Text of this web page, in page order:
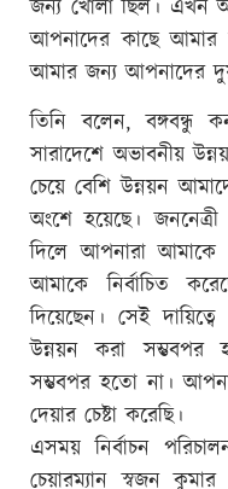
জন্য খোলা ছিল। এখন
আপনাদের কাছে আমার
আমার জন্য আপনাদের
তিনি বলেন, বঙ্গবন্ধু
সারাদেশে অভাবনীয়
চেয়ে বেশি উন্নয়ন
অংশে হয়েছে।
দিলে আপনারা
আমাকে নির্বাচিত
দিয়েছেন। সেই
উন্নয়ন করা সম্ভবপর
সম্ভবপর হতো না।
দেয়ার চেষ্টা করেছি।
এসময় নির্বাচন
চেয়ারম্যান স্বজন